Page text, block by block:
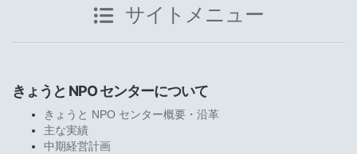
サイトメニュー
きょうと NPO センターについて
きょうと NPO センター概要・沿革
主な実績
中期経営計画